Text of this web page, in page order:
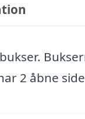
2 åbne